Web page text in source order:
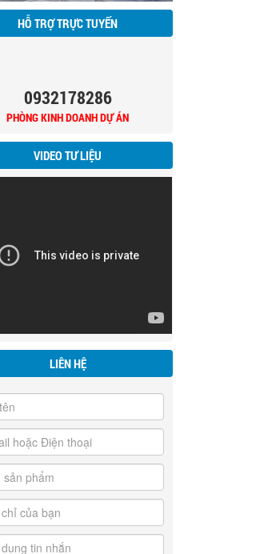
HỖ TRỢ TRỰC TUYẾN
0932178286
PHÒNG KINH DOANH DỰ ÁN
VIDEO TƯ LIỆU
LIÊN HỆ